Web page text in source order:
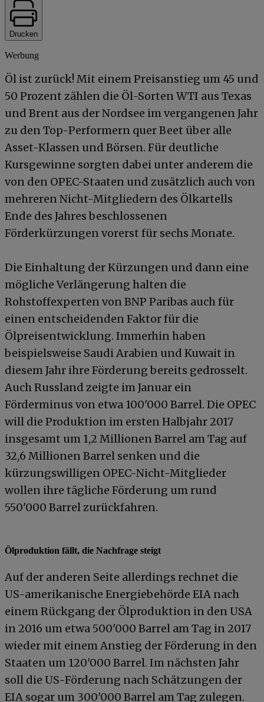
Drucken
Werbung
Öl ist zurück! Mit einem Preisanstieg um 45 und
50 Prozent zählen die Öl-Sorten WTI aus Texas
und Brent aus der Nordsee im vergangenen Jahr
zu den Top-Performern quer Beet über alle
Asset-Klassen und Börsen. Für deutliche
Kursgewinne sorgten dabei unter anderem die
von den OPEC-Staaten und zusätzlich auch von
mehreren Nicht-Mitgliedern des Ölkartells
Ende des Jahres beschlossenen
Förderkürzungen vorerst für sechs Monate.
Die Einhaltung der Kürzungen und dann eine
mögliche Verlängerung halten die
Rohstoffexperten von BNP Paribas auch für
einen entscheidenden Faktor für die
Ölpreisentwicklung. Immerhin haben
beispielsweise Saudi Arabien und Kuwait in
diesem Jahr ihre Förderung bereits gedrosselt.
Auch Russland zeigte im Januar ein
Förderminus von etwa 100'000 Barrel. Die OPEC
will die Produktion im ersten Halbjahr 2017
insgesamt um 1,2 Millionen Barrel am Tag auf
32,6 Millionen Barrel senken und die
kürzungswilligen OPEC-Nicht-Mitglieder
wollen ihre tägliche Förderung um rund
550'000 Barrel zurückfahren.
Ölproduktion fällt, die Nachfrage steigt
Auf der anderen Seite allerdings rechnet die
US-amerikanische Energiebehörde EIA nach
einem Rückgang der Ölproduktion in den USA
in 2016 um etwa 500'000 Barrel am Tag in 2017
wieder mit einem Anstieg der Förderung in den
Staaten um 120'000 Barrel. Im nächsten Jahr
soll die US-Förderung nach Schätzungen der
EIA sogar um 300'000 Barrel am Tag zulegen.